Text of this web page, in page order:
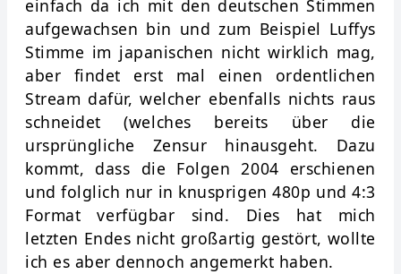
einfach da ich mit den deutschen Stimmen
aufgewachsen bin und zum Beispiel Luffys
Stimme im japanischen nicht wirklich mag,
aber findet erst mal einen ordentlichen
Stream dafür, welcher ebenfalls nichts raus
schneidet (welches bereits über die
ursprüngliche Zensur hinausgeht. Dazu
kommt, dass die Folgen 2004 erschienen
und folglich nur in knusprigen 480p und 4:3
Format verfügbar sind. Dies hat mich
letzten Endes nicht großartig gestört, wollte
ich es aber dennoch angemerkt haben.